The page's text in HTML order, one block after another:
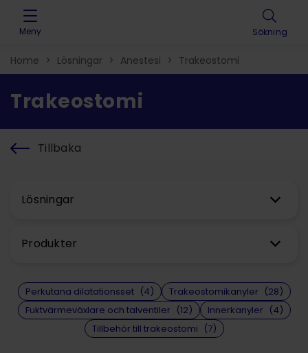
Skip to content
Meny Sökning
Lösningar
Produkter
Home > Lösningar > Anestesi > Trakeostomi
Trakeostomi
Tillbaka
Perkutana dilatationsset (4) Trakeostomikanyler (28)
Fuktvärmeväxlare och talventiler (12) Innerkanyler (4)
Tillbehör till trakeostomi (7)